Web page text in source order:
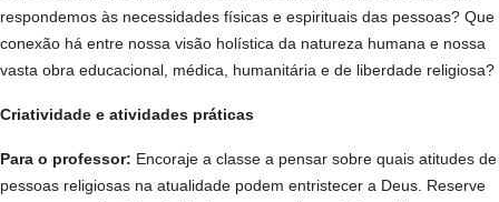
respondemos às necessidades físicas e espirituais das pessoas? Que
conexão há entre nossa visão holística da natureza humana e nossa
vasta obra educacional, médica, humanitária e de liberdade religiosa?
Criatividade e atividades práticas
Para o professor: Encoraje a classe a pensar sobre quais atitudes de
pessoas religiosas na atualidade podem entristecer a Deus. Reserve